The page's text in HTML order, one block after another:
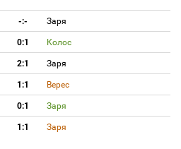
-:- Заря
0:1 Колос
2:1 Заря
1:1 Верес
0:1 Заря
1:1 Заря